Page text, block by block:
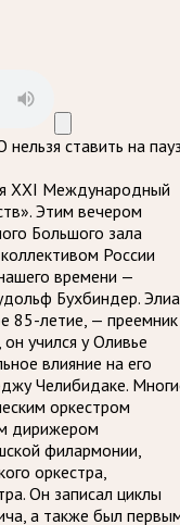
нельзя ставить на
XXI Международный
Этим вечером
Большого зала
России
времени —
Бухбиндер.
85-летие, — преемник
учился у Оливье
влияние на его
Челибидаке.
оркестром
дирижером
филармонии,
оркестра,
Он записал циклы
а также был